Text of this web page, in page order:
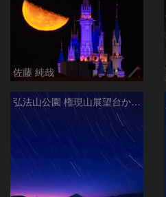
佐藤 純哉
弘法山公園 権現山展望台から富士山夕景と星空 神奈川県秦野市